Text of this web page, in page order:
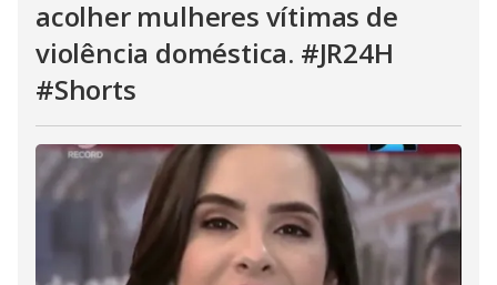
acolher mulheres vítimas de
violência doméstica. #JR24H
#Shorts